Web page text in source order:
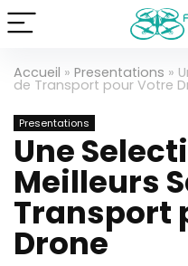
Accueil » Presentations »
de Transport pour Votre
Presentations
Une
Meilleurs
Transport
Drone